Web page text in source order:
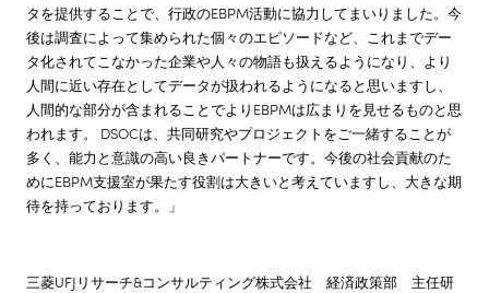
タを提供することで、行政のEBPM活動に協力してまいりました。今
後は調査によって集められた個々のエピソードなど、これまでデー
タ化されてこなかった企業や人々の物語も扱えるようになり、より
人間に近い存在としてデータが扱われるようになると思いますし、
人間的な部分が含まれることでよりEBPMは広まりを見せるものと思
われます。 DSOCは、共同研究やプロジェクトをご一緒することが
多く、能力と意識の高い良きパートナーです。今後の社会貢献のた
めにEBPM支援室が果たす役割は大きいと考えていますし、大きな期
待を持っております。」
三菱UFJリサーチ&コンサルティング株式会社 経済政策部 主任研